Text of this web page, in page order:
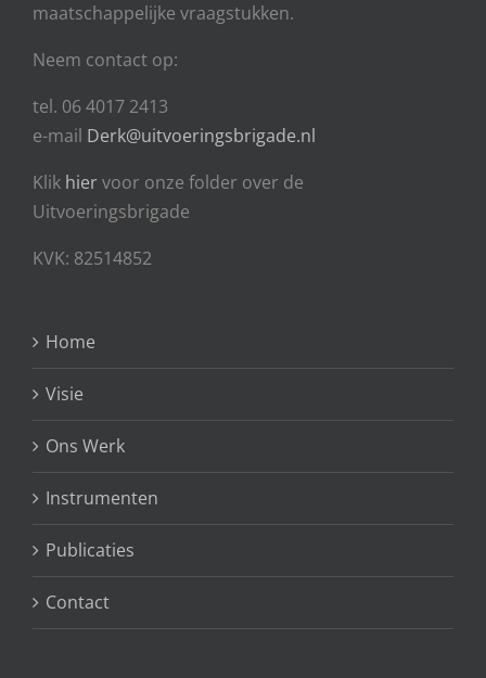
maatschappelijke vraagstukken.
Neem contact op:
tel. 06 4017 2413
e-mail Derk@uitvoeringsbrigade.nl
Klik hiervoor onze folder over de
Uitvoeringsbrigade
KVK: 82514852
Home
Visie
Ons Werk
Instrumenten
Publicaties
Contact